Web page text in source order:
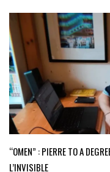
“OMEN” : PIERRE TO A
L’INVISIBLE